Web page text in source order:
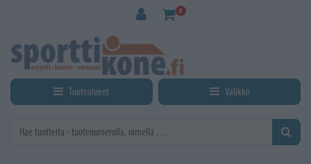
0
Tuotealueet Valikko